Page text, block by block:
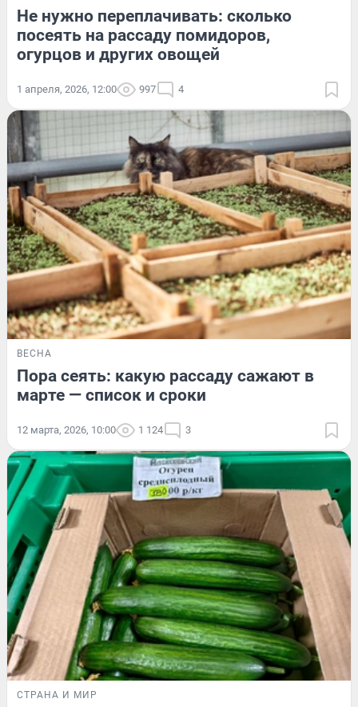
Не нужно переплачивать: сколько
посеять на рассаду помидоров,
огурцов и других овощей
1 апреля, 2026, 12:00 997 4
ВЕСНА
Пора сеять: какую рассаду сажают в
марте — список и сроки
12 марта, 2026, 10:00 1 124 3
СТРАНА И МИР